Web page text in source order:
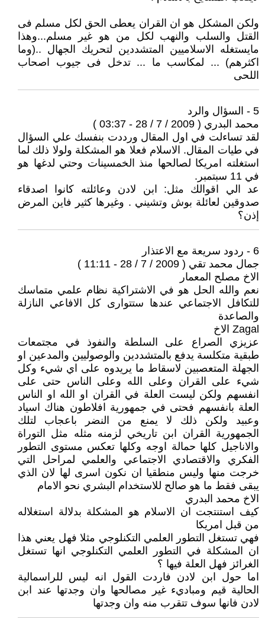
ولكن المشكل هو ان القران يعطى الحق لكل مسلم فى
القتل والسلب والنهب لكل من هو غير مسلم...وهذا
مايستغله الاسلاميين المتشددين لتحريك الجهال ..(وما
اكثرهم) ... لمكاسب ما ... تدخل فى جيوب اصحاب
اللحى
5 - السؤال والرد
محمد البدري ( 2009 / 7 / 28 - 03:37 )
لقد تساءلت في اول المقال ورددت بنفسك علي السؤال
في طيات المقال. الاسلام فعلا هو المشكلة ولولا ذلك لما
استغلته امريكا لصالحها منذ الخمسينات وحتي لدغها هو
في 11 سبتمبر.
عد الي اقوالك مثل: ابن لادن وعائلته كانوا اصدقاء
صدوقين لعائلة بوش وتشيني . وغيرها كثير فاين المرض
إذن؟
6 - ردود سريعة مع الاعتذار
جمال محمد تقي ( 2009 / 7 / 28 - 11:11 )
الاخ مصلح المعمار
نعم والله الحل هو في الاشتراكية نظام علمي متماسك
للتكافل الاجتماعي عندها ستتوارى كل الافاعي النازلة
والصاعدة
Zagal الاخ
عزيزي الصراع على السلطة والنفوذ في مجتمعات
طبقية متكلسة يدفع بالمتشددين والوصوليين والمدعين او
الجهلة المتعصبين لاسقاط ما يريدوه على اي شيء وكل
شيء على القران وعلى الله وعلى الناس حتى على
انفسهم ولكن ليست العلة في القران او الله او الناس
العلة بانفسهم فحتى في جمهورية افلاطون هناك اسياد
وعبيد ولكن ذلك لا يمنع من النضر باعجاب لتلك
الجمهورية القران ابن تاريخي لزمنه مثله مثل التوراة
والاناجيل كلها حمالة اوجه وكلها تعكس مستوى التطور
الفكري والاقتصادي الاجتماعي والعلمي لمراحل التي
خرجت منها وليس منطقيا ان نكون اسرى لها لان الذي
يبقى فقط ما هو صالح للاستخدام البشري نحو الامام
الاخ محمد البدري
كيف استنتجت ان الاسلام هو المشكلة بدلالة استغلاله
من قبل امريكا
فهي تستغل التطور العلمي التكنلوجي مثلا فهل يعني هذا
ان المشكلة في التطور العلمي التكنلوجي انها تستغل
الغرائز فهل العلة فيها ؟
اما حول ابن لادن فاردت القول انه ليس للراسمالية
الحالية قيم ومباديء غير مصالحها وان وجدتها عند ابن
لادن فانها سوف تتقرب منه وان وجدتها